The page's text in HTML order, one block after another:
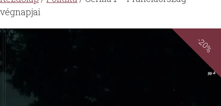
végnapjai
-20%